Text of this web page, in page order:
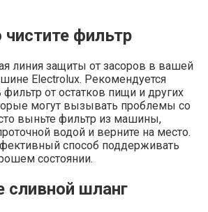
чистите фильтр
линия защиты от засоров в вашей
Electrolux. Рекомендуется
от остатков пищи и других
могут вызывать проблемы со
выньте фильтр из машины,
водой и верните на место.
способ поддерживать
состоянии.
сливной шланг